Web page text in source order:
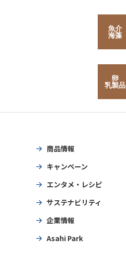
魚介
海藻
卵
乳製品
商品情報
キャンペーン
エンタメ・レシピ
サステナビリティ
企業情報
Asahi Park